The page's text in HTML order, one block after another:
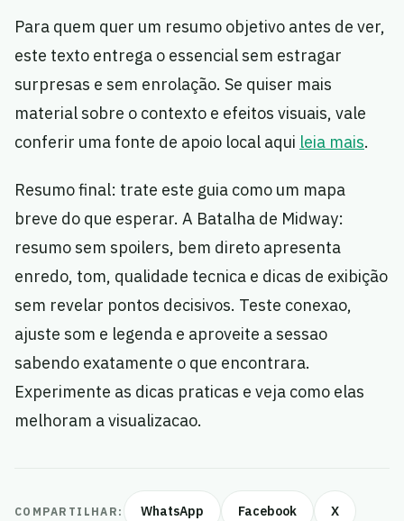
Para quem quer um resumo objetivo antes de ver,
este texto entrega o essencial sem estragar
surpresas e sem enrolação. Se quiser mais
material sobre o contexto e efeitos visuais, vale
conferir uma fonte de apoio local aqui leia mais.
Resumo final: trate este guia como um mapa
breve do que esperar. A Batalha de Midway:
resumo sem spoilers, bem direto apresenta
enredo, tom, qualidade tecnica e dicas de exibição
sem revelar pontos decisivos. Teste conexao,
ajuste som e legenda e aproveite a sessao
sabendo exatamente o que encontrara.
Experimente as dicas praticas e veja como elas
melhoram a visualizacao.
COMPARTILHAR: WhatsApp Facebook X